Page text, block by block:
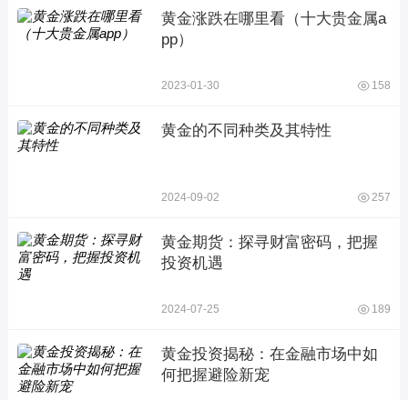
黄金涨跌在哪里看（十大贵金属a
pp）
2023-01-30 158
黄金的不同种类及其特性
2024-09-02 257
黄金期货：探寻财富密码，把握
投资机遇
2024-07-25 189
黄金投资揭秘：在金融市场中如
何把握避险新宠